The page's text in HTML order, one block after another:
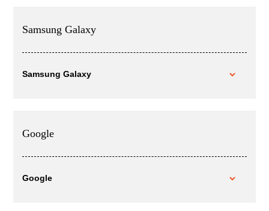
Samsung Galaxy
Samsung Galaxy
Google
Google